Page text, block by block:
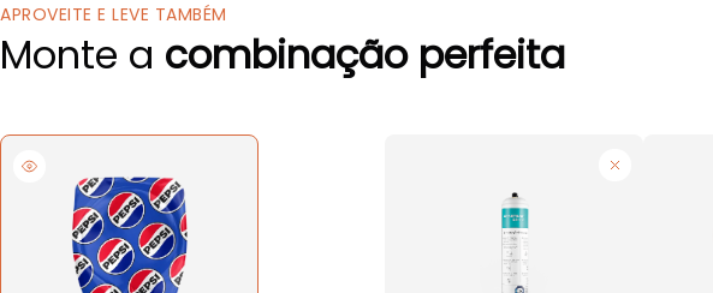
APROVEITE E LEVE TAMBÉM
Monte a combinação perfeita